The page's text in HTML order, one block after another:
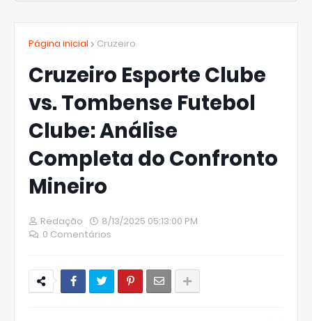
Página inicial Cruzeiro
Cruzeiro Esporte Clube
vs. Tombense Futebol
Clube: Análise
Completa do Confronto
Mineiro
Redação
8/13/2025 05:13:00 PM
0 Comentários